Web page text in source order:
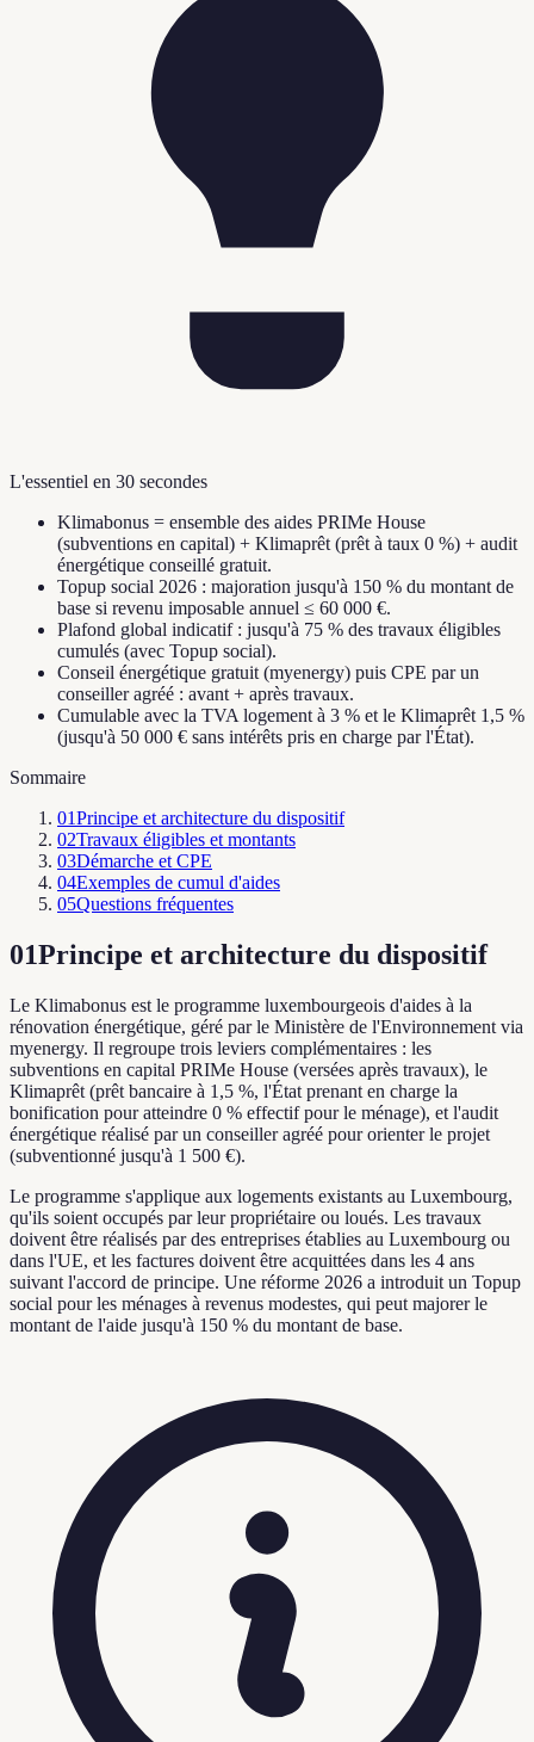
L'essentiel en 30 secondes
Klimabonus = ensemble des aides PRIMe House
(subventions en capital) + Klimaprêt (prêt à taux 0 %) + audit
énergétique conseillé gratuit.
Topup social 2026 : majoration jusqu'à 150 % du montant de
base si revenu imposable annuel ≤ 60 000 €.
Plafond global indicatif : jusqu'à 75 % des travaux éligibles
cumulés (avec Topup social).
Conseil énergétique gratuit (myenergy) puis CPE par un
conseiller agréé : avant + après travaux.
Cumulable avec la TVA logement à 3 % et le Klimaprêt 1,5 %
(jusqu'à 50 000 € sans intérêts pris en charge par l'État).
Sommaire
01Principe et architecture du dispositif
02Travaux éligibles et montants
03Démarche et CPE
04Exemples de cumul d'aides
05Questions fréquentes
01Principe et architecture du dispositif
Le Klimabonus est le programme luxembourgeois d'aides à la
rénovation énergétique, géré par le Ministère de l'Environnement via
myenergy. Il regroupe trois leviers complémentaires : les
subventions en capital PRIMe House (versées après travaux), le
Klimaprêt (prêt bancaire à 1,5 %, l'État prenant en charge la
bonification pour atteindre 0 % effectif pour le ménage), et l'audit
énergétique réalisé par un conseiller agréé pour orienter le projet
(subventionné jusqu'à 1 500 €).
Le programme s'applique aux logements existants au Luxembourg,
qu'ils soient occupés par leur propriétaire ou loués. Les travaux
doivent être réalisés par des entreprises établies au Luxembourg ou
dans l'UE, et les factures doivent être acquittées dans les 4 ans
suivant l'accord de principe. Une réforme 2026 a introduit un Topup
social pour les ménages à revenus modestes, qui peut majorer le
montant de l'aide jusqu'à 150 % du montant de base.